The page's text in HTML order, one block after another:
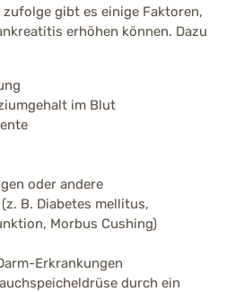
gibt es einige Faktoren,
erhöhen können. Dazu
im Blut
oder andere
B. Diabetes mellitus,
Morbus Cushing)
Erkrankungen
durch ein